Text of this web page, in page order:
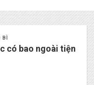
có bao ngoài tiện